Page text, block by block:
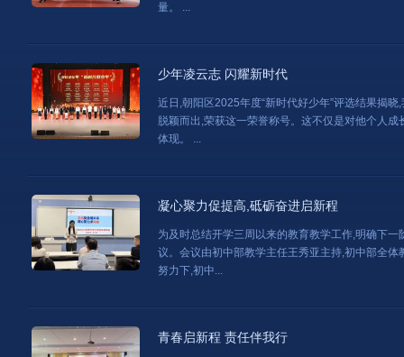
量。 ...
少年凌云志 闪耀新时代
近日,朝阳区2025年度“新时代好少年”评选结果揭
脱颖而出,荣获这一荣誉称号。这不仅是对他个人
体现。 ...
凝心聚力促提高,砥砺奋进启新程
为及时总结开学三周以来的教育教学工作,明确下
议。会议由初中部教学主任王秀亚主持,初中部全
努力下,初中...
青春启新程 责任伴我行